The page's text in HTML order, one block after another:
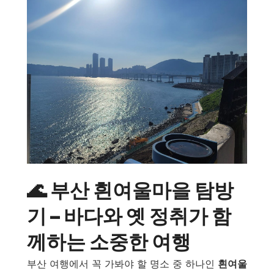
🌊 부산 흰여울마을 탐방
기 – 바다와 옛 정취가 함
께하는 소중한 여행
부산 여행에서 꼭 가봐야 할 명소 중 하나인 흰여울